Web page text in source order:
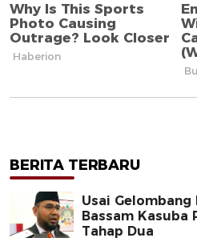
BERITA TERBARU
Usai
Bassam Kasuba
Tahap Dua